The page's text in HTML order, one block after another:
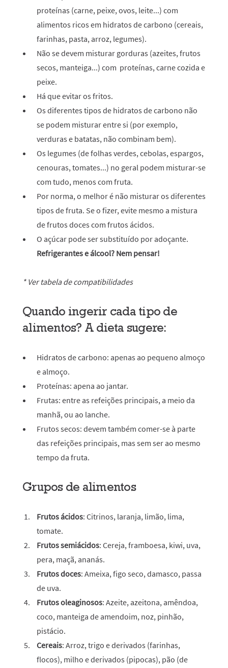
proteínas (carne, peixe, ovos, leite...) com
alimentos ricos em hidratos de carbono (cereais,
farinhas, pasta, arroz, legumes).
Não se devem misturar gorduras (azeites, frutos
secos, manteiga...) com proteínas, carne cozida e
peixe.
Há que evitar os fritos.
Os diferentes tipos de hidratos de carbono não
se podem misturar entre si (por exemplo,
verduras e batatas, não combinam bem).
Os legumes (de folhas verdes, cebolas, espargos,
cenouras, tomates...) no geral podem misturar-se
com tudo, menos com fruta.
Por norma, o melhor é não misturar os diferentes
tipos de fruta. Se o fizer, evite mesmo a mistura
de frutos doces com frutos ácidos.
O açúcar pode ser substituído por adoçante.
Refrigerantes e álcool? Nem pensar!
* Ver tabela de compatibilidades
Quando ingerir cada tipo de
alimentos? A dieta sugere:
Hidratos de carbono: apenas ao pequeno almoço
e almoço.
Proteínas: apena ao jantar.
Frutas: entre as refeições principais, a meio da
manhã, ou ao lanche.
Frutos secos: devem também comer-se à parte
das refeições principais, mas sem ser ao mesmo
tempo da fruta.
Grupos de alimentos
Frutos ácidos: Citrinos, laranja, limão, lima,
tomate.
Frutos semiácidos: Cereja, framboesa, kiwi, uva,
pera, maçã, ananás.
Frutos doces: Ameixa, figo seco, damasco, passa
de uva.
Frutos oleaginosos: Azeite, azeitona, amêndoa,
coco, manteiga de amendoim, noz, pinhão,
pistácio.
Cereais: Arroz, trigo e derivados (farinhas,
flocos), milho e derivados (pipocas), pão (de